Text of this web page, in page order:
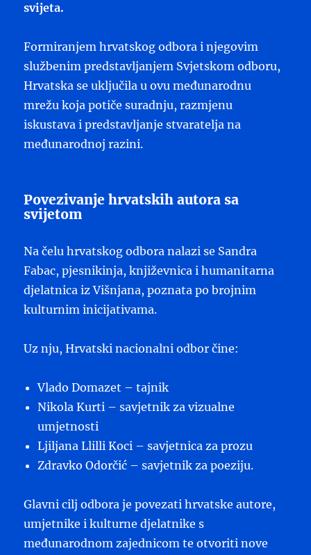
svijeta.
Formiranjem hrvatskog odbora i njegovim
službenim predstavljanjem Svjetskom odboru,
Hrvatska se uključila u ovu međunarodnu
mrežu koja potiče suradnju, razmjenu
iskustava i predstavljanje stvaratelja na
međunarodnoj razini.
Povezivanje hrvatskih autora sa
svijetom
Na čelu hrvatskog odbora nalazi se Sandra
Fabac, pjesnikinja, književnica i humanitarna
djelatnica iz Višnjana, poznata po brojnim
kulturnim inicijativama.
Uz nju, Hrvatski nacionalni odbor čine:
Vlado Domazet – tajnik
Nikola Kurti – savjetnik za vizualne
umjetnosti
Ljiljana Llilli Koci – savjetnica za prozu
Zdravko Odorčić – savjetnik za poeziju.
Glavni cilj odbora je povezati hrvatske autore,
umjetnike i kulturne djelatnike s
međunarodnom zajednicom te otvoriti nove